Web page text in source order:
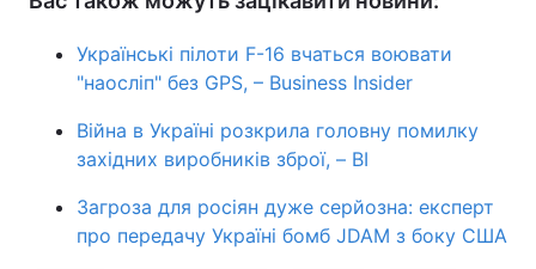
Українські пілоти F-16 вчаться воювати
"наосліп" без GPS, – Business Insider
Війна в Україні розкрила головну помилку
західних виробників зброї, – BI
Загроза для росіян дуже серйозна: експерт
про передачу Україні бомб JDAM з боку США